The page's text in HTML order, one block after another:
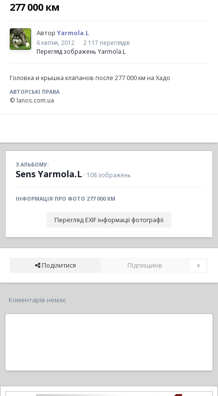
277 000 км
Автор Yarmola.L
6 квітня, 2012
2 117 переглядів
Перегляд зображень Yarmola.L
Головка и крышка клапанов после 277 000 км на Хадо
АВТОРСЬКІ ПРАВА
© lanos.com.ua
З АЛЬБОМУ:
Sens Yarmola.L · 108 зображень
ІНФОРМАЦІЯ ПРО ФОТО 277 000 КМ
Перегляд EXIF інформації фотографії
Поділитися Підпищиків 0
Коментарів немає